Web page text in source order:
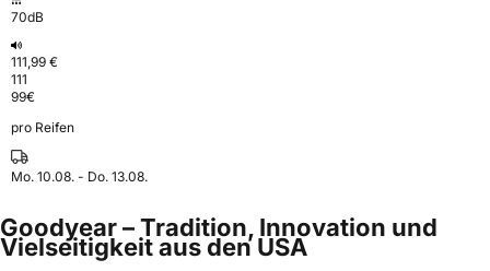
70dB
111,99 €
111
99€
pro Reifen
Mo. 10.08. - Do. 13.08.
Goodyear – Tradition, Innovation und
Vielseitigkeit aus den USA